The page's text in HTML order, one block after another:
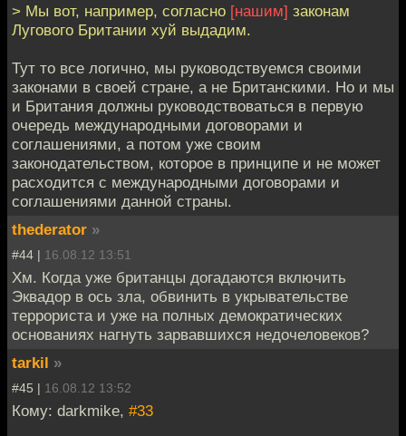
> Мы вот, например, согласно [нашим] законам
Лугового Британии хуй выдадим.
Тут то все логично, мы руководствуемся своими
законами в своей стране, а не Британскими. Но и мы
и Британия должны руководствоваться в первую
очередь международными договорами и
соглашениями, а потом уже своим
законодательством, которое в принципе и не может
расходится с международными договорами и
соглашениями данной страны.
thederator »
#44 | 16.08.12 13:51
Хм. Когда уже британцы догадаются включить
Эквадор в ось зла, обвинить в укрывательстве
террориста и уже на полных демократических
основаниях нагнуть зарвавшихся недочеловеков?
tarkil »
#45 | 16.08.12 13:52
Кому: darkmike, #33